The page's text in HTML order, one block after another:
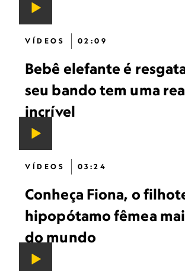
VÍDEOS 02:09
Bebê elefante é
seu bando tem uma
incrível
VÍDEOS 03:24
Conheça Fiona, o
hipopótamo fêmea
do mundo